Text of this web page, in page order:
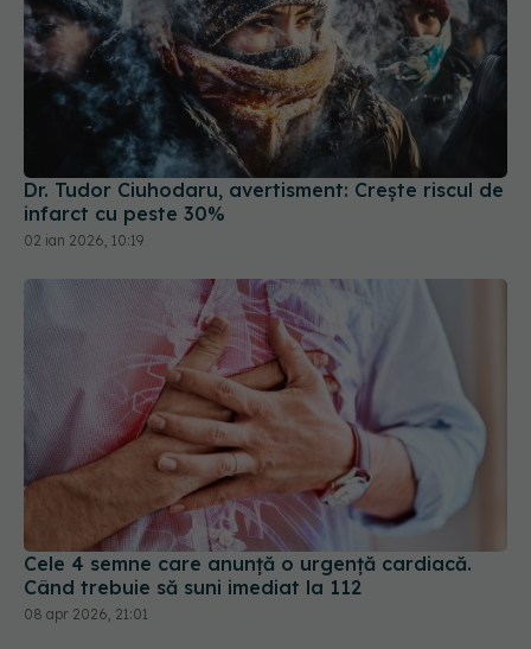
Dr. Tudor Ciuhodaru, avertisment: Crește riscul de
infarct cu peste 30%
02 ian 2026, 10:19
Cele 4 semne care anunță o urgență cardiacă.
Când trebuie să suni imediat la 112
08 apr 2026, 21:01